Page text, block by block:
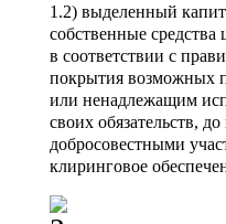
1.2) выделенный
собственные средства
в соответствии с
покрытия возможных
или ненадлежащим
своих обязательств,
добросовестными
клиринговое